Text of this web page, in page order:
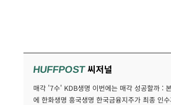
HUFFPOST씨저널
매각 '7수' KDB생명 이번에는 매각 성공할까 :
에 한화생명 흥국생명 한국금융지주가 최종 인수